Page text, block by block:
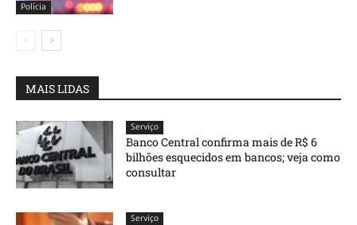
Polícia
MAIS LIDAS
Serviço
Banco Central confirma mais de R$ 6
bilhões esquecidos em bancos; veja como
consultar
Serviço